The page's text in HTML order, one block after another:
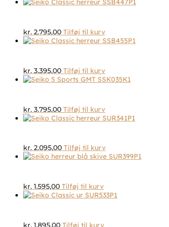
kr. 2.795,00 Tilføj til kurv
kr. 3.395,00 Tilføj til kurv
kr. 3.795,00 Tilføj til kurv
kr. 2.095,00 Tilføj til kurv
kr. 1.595,00 Tilføj til kurv
kr. 1.895,00 Tilføj til kurv